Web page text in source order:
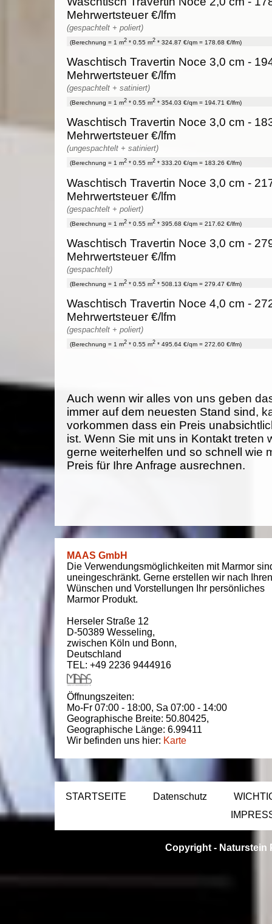
Mehrwertsteuer €/lfm
(gespachtelt + poliert)
(Berechnung = 1 m2 * 0.55 m2 * 324.87 €/qm = 178.68 €/lfm)
Waschtisch Travertin Noce 3,0 cm -
Mehrwertsteuer €/lfm
(gespachtelt + satiniert)
(Berechnung = 1 m2 * 0.55 m2 * 354.03 €/qm = 194.71 €/lfm)
Waschtisch Travertin Noce 3,0 cm -
Mehrwertsteuer €/lfm
(ungespachtelt + satiniert)
(Berechnung = 1 m2 * 0.55 m2 * 333.20 €/qm = 183.26 €/lfm)
Waschtisch Travertin Noce 3,0 cm -
Mehrwertsteuer €/lfm
(gespachtelt + poliert)
(Berechnung = 1 m2 * 0.55 m2 * 395.68 €/qm = 217.62 €/lfm)
Waschtisch Travertin Noce 3,0 cm -
Mehrwertsteuer €/lfm
(gespachtelt)
(Berechnung = 1 m2 * 0.55 m2 * 508.13 €/qm = 279.47 €/lfm)
Waschtisch Travertin Noce 4,0 cm -
Mehrwertsteuer €/lfm
(gespachtelt + poliert)
(Berechnung = 1 m2 * 0.55 m2 * 495.64 €/qm = 272.60 €/lfm)
Auch wenn wir alles von uns geben
immer auf dem neuesten Stand sind,
vorkommen dass ein Preis
ist. Wenn Sie mit uns in Kontakt treten
gerne weiterhelfen und so schnell wie
Preis für Ihre Anfrage ausrechnen.
MAAS GmbH
Die Verwendungsmöglichkeiten mit Marmor
uneingeschränkt. Gerne erstellen wir nach Ihren
Wünschen und Vorstellungen Ihr persönliches
Marmor Produkt.
Herseler Straße 12
D-50389 Wesseling,
zwischen Köln und Bonn,
Deutschland
TEL: +49 2236 9444916
Öffnungszeiten:
Mo-Fr 07:00 - 18:00, Sa 07:00 - 14:00
Geographische Breite: 50.80425,
Geographische Länge: 6.99411
Wir befinden uns hier: Karte
STARTSEITE Datenschutz
Copyright - Naturstein